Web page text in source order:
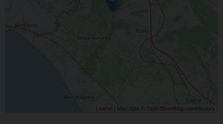
Leaflet | Map data © OpenStreetMap contributors